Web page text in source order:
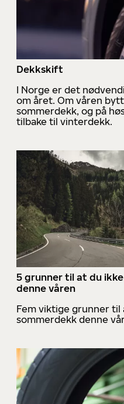
Dekkskift
I Norge er det
om året. Om våren
sommerdekk, og på
tilbake til vinterdekk.
5 grunner til at du
denne våren
Fem viktige grunner
sommerdekk denne